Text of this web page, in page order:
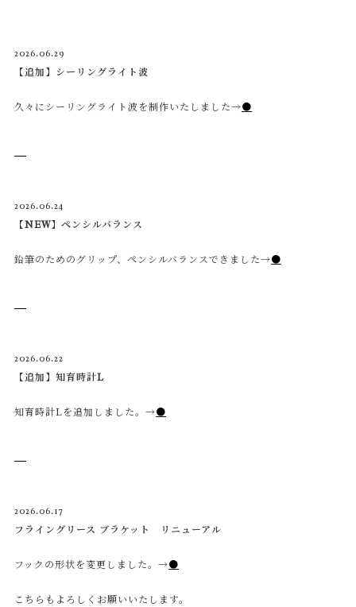
2026.06.29
【追加】シーリングライト波
久々にシーリングライト波を制作いたしました→●
2026.06.24
【NEW】ペンシルバランス
鉛筆のためのグリップ、ペンシルバランスできました→●
2026.06.22
【追加】知育時計L
知育時計Lを追加しました。→●
2026.06.17
フライングリース ブラケット リニューアル
フックの形状を変更しました。→●
こちらもよろしくお願いいたします。